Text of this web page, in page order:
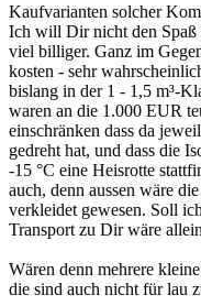
Kaufvarianten solcher
Ich will Dir nicht den Spaß
viel billiger. Ganz im
kosten - sehr
bislang in der 1 - 1,5 m³-
waren an die 1.000 EUR
einschränken dass da
gedreht hat, und dass die
-15 °C eine Heisrotte
auch, denn aussen wäre
verkleidet gewesen. Soll
Transport zu Dir wäre
Wären denn mehrere
die sind auch nicht für lau